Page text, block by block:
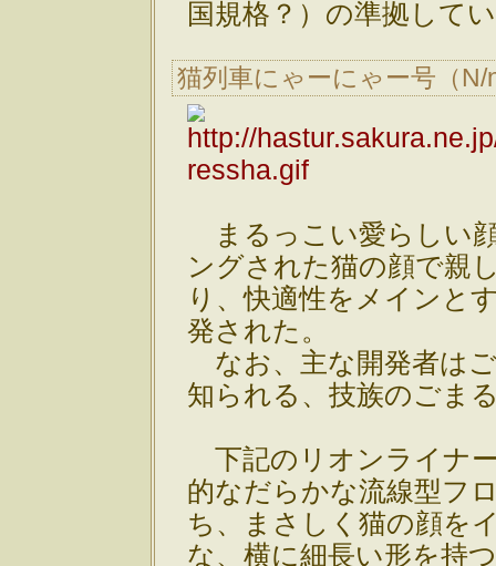
国規格？）の準拠して
猫列車にゃーにゃー号（
まるっこい愛らしい
ングされた猫の顔で親
り、快適性をメインと
発された。
なお、主な開発者は
知られる、技族のごま
下記のリオンライナ
的なだらかな流線型フ
ち、まさしく猫の顔を
な、横に細長い形を持